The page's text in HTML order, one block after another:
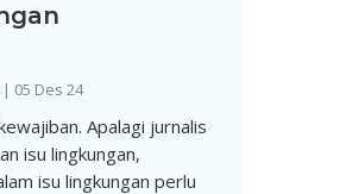
| 05 Des 24
Apalagi jurnalis
isu lingkungan,
isu lingkungan perlu